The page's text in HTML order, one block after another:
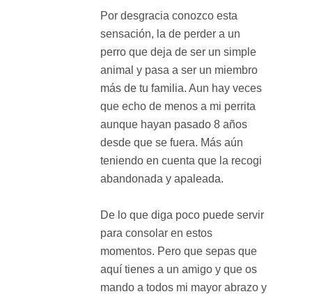
Por desgracia conozco esta
sensación, la de perder a un
perro que deja de ser un simple
animal y pasa a ser un miembro
más de tu familia. Aun hay veces
que echo de menos a mi perrita
aunque hayan pasado 8 años
desde que se fuera. Más aún
teniendo en cuenta que la recogi
abandonada y apaleada.
De lo que diga poco puede servir
para consolar en estos
momentos. Pero que sepas que
aquí tienes a un amigo y que os
mando a todos mi mayor abrazo y